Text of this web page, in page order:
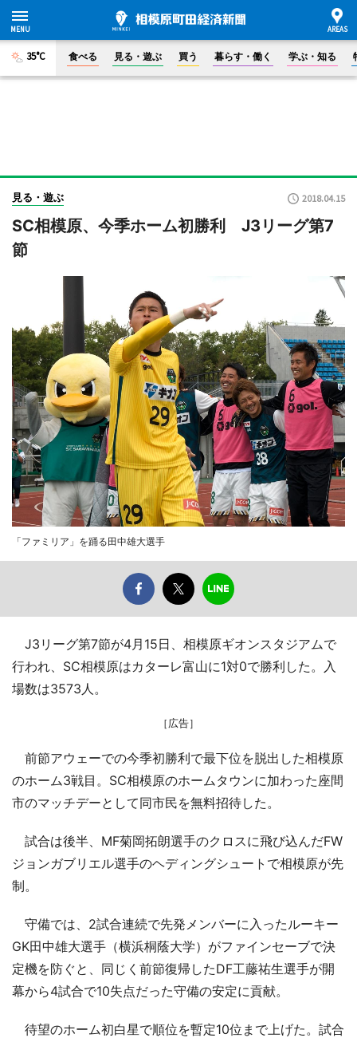
35°C 食べる 見る・遊ぶ 買う 暮らす・働く 学ぶ・知る
見る・遊ぶ 2018.04.15
SC相模原、今季ホーム初勝利 J3リーグ第7
節
「ファミリア」を踊る田中雄大選手
J3リーグ第7節が4月15日、相模原ギオンスタジアムで
行われ、SC相模原はカターレ富山に1対0で勝利した。入
場数は3573人。
［広告］
前節アウェーでの今季初勝利で最下位を脱出した相模原
のホーム3戦目。SC相模原のホームタウンに加わった座間
市のマッチデーとして同市民を無料招待した。
試合は後半、MF菊岡拓朗選手のクロスに飛び込んだFW
ジョンガブリエル選手のヘディングシュートで相模原が先
制。
守備では、2試合連続で先発メンバーに入ったルーキー
GK田中雄大選手（横浜桐蔭大学）がファインセーブで決
定機を防ぐと、同じく前節復帰したDF工藤祐生選手が開
幕から4試合で10失点だった守備の安定に貢献。
待望のホーム初白星で順位を暫定10位まで上げた。試合